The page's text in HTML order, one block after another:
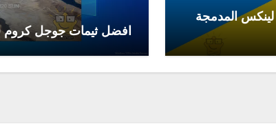
لينكس المدمجة
افضل ثيمات جوجل كروم 2020